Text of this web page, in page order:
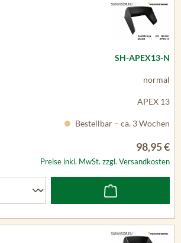
SH-APEX13-N
normal
APEX 13
Bestellbar – ca. 3 Wochen
98,95 €
Preise inkl. MwSt. zzgl. Versandkosten